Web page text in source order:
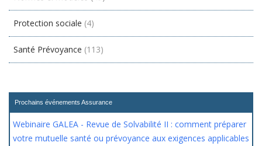
Protection sociale (4)
Santé Prévoyance (113)
Prochains événements Assurance
Webinaire GALEA - Revue de Solvabilité II : comment préparer
votre mutuelle santé ou prévoyance aux exigences applicables